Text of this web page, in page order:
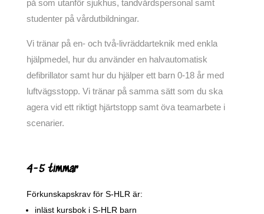
på som utanför sjukhus, tandvårdspersonal samt
studenter på vårdutbildningar.
Vi tränar på en- och två-livräddarteknik med enkla
hjälpmedel, hur du använder en halvautomatisk
defibrillator samt hur du hjälper ett barn 0-18 år med
luftvägsstopp. Vi tränar på samma sätt som du ska
agera vid ett riktigt hjärtstopp samt öva teamarbete i
scenarier.
4-5 timmar
Förkunskapskrav för S-HLR är:
inläst kursbok i S-HLR barn